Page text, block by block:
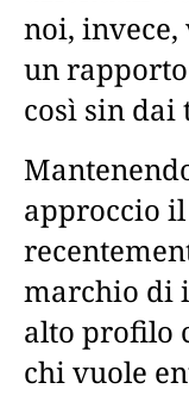
noi,
un
così sin dai
approccio
marchio di
alto profilo
chi vuole